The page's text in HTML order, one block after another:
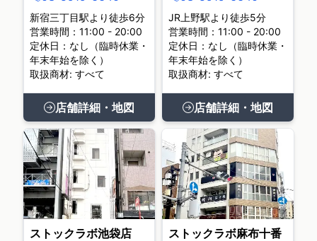
新宿三丁目駅より徒歩6分
営業時間：11:00 - 20:00
定休日：なし（臨時休業・
年末年始を除く）
取扱商材: すべて
店舗詳細・地図
JR上野駅より徒歩5分
営業時間：11:00 - 20:00
定休日：なし（臨時休業・
年末年始を除く）
取扱商材: すべて
店舗詳細・地図
ストックラボ池袋店
ストックラボ麻布十番